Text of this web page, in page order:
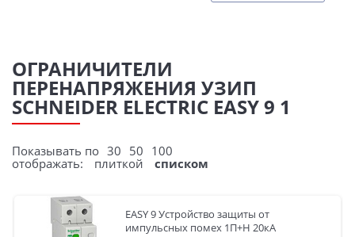
ОГРАНИЧИТЕЛИ
ПЕРЕНАПРЯЖЕНИЯ УЗИП
SCHNEIDER ELECTRIC EASY 9 1
Показывать по 30 50 100
отображать:
плиткой списком
EASY 9 Устройство защиты от
импульсных помех 1П+Н 20кА